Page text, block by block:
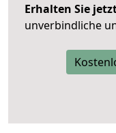
Erhalten Sie
unverbindliche